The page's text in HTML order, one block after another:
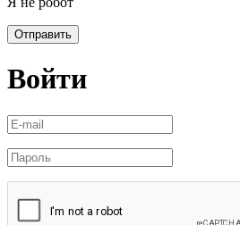
Отправить
Войти